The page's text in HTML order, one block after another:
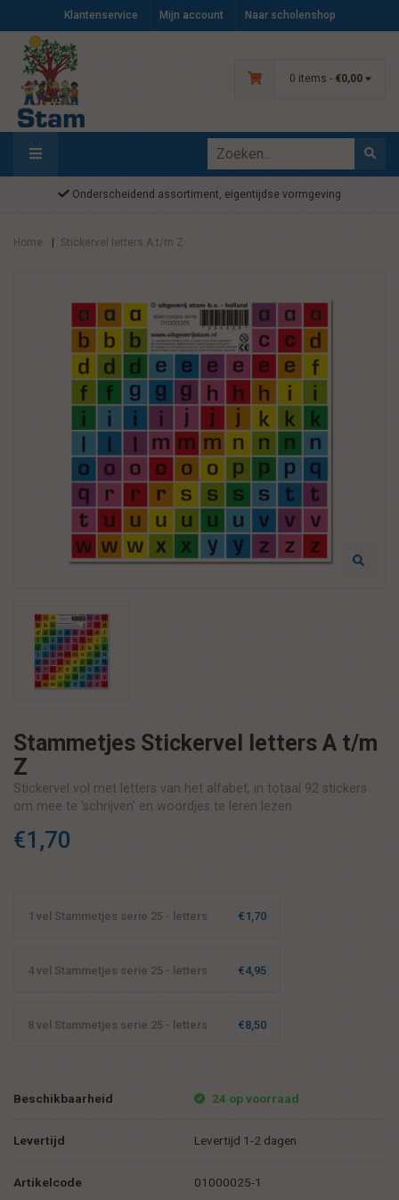
Klantenservice Mijn account Naar scholenshop
0 items - €0,00
Onderscheidend assortiment, eigentijdse vormgeving
Home Stickervel letters A t/m Z
Stammetjes Stickervel letters A t/m
Z
Stickervel vol met letters van het alfabet, in totaal 92 stickers
om mee te 'schrijven' en woordjes te leren lezen.
€1,70
1 vel Stammetjes serie 25 - letters €1,70
4 vel Stammetjes serie 25 - letters €4,95
8 vel Stammetjes serie 25 - letters €8,50
Beschikbaarheid 24 op voorraad
Levertijd Levertijd 1-2 dagen
Artikelcode 01000025-1